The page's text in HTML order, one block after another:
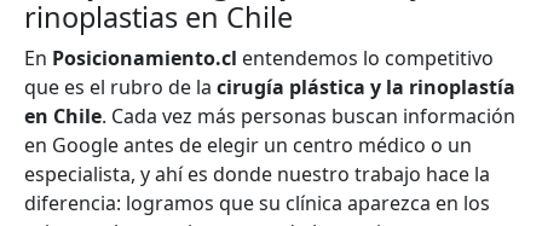
rinoplastias en Chile
En Posicionamiento.cl entendemos lo competitivo
que es el rubro de la cirugía plástica y la rinoplastía
en Chile. Cada vez más personas buscan información
en Google antes de elegir un centro médico o un
especialista, y ahí es donde nuestro trabajo hace la
diferencia: logramos que su clínica aparezca en los